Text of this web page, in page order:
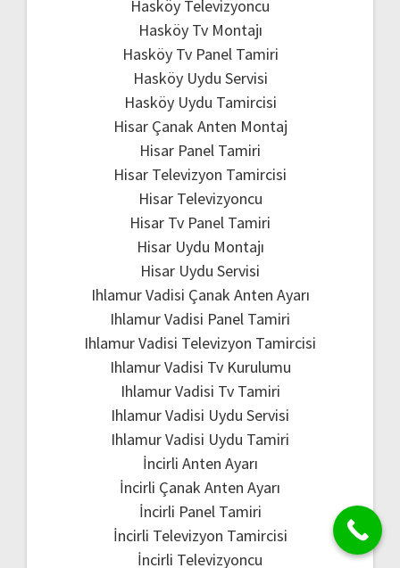
Hasköy Televizyoncu
Hasköy Tv Montajı
Hasköy Tv Panel Tamiri
Hasköy Uydu Servisi
Hasköy Uydu Tamircisi
Hisar Çanak Anten Montaj
Hisar Panel Tamiri
Hisar Televizyon Tamircisi
Hisar Televizyoncu
Hisar Tv Panel Tamiri
Hisar Uydu Montajı
Hisar Uydu Servisi
Ihlamur Vadisi Çanak Anten Ayarı
Ihlamur Vadisi Panel Tamiri
Ihlamur Vadisi Televizyon Tamircisi
Ihlamur Vadisi Tv Kurulumu
Ihlamur Vadisi Tv Tamiri
Ihlamur Vadisi Uydu Servisi
Ihlamur Vadisi Uydu Tamiri
İncirli Anten Ayarı
İncirli Çanak Anten Ayarı
İncirli Panel Tamiri
İncirli Televizyon Tamircisi
İncirli Televizyoncu